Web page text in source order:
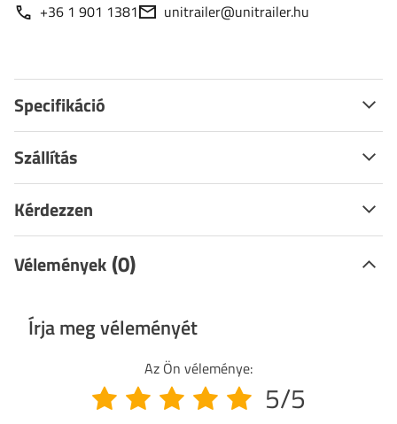
+36 1 901 1381 unitrailer@unitrailer.hu
Specifikáció
Szállítás
Kérdezzen
Vélemények (0)
Írja meg véleményét
Az Ön véleménye:
5/5